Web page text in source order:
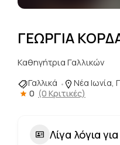
ΓΕΩΡΓΙΑ
Καθηγήτρια Γαλλικών
Γαλλικά
Νέα Ιωνία,
0 (0 Κριτικές)
Λίγα λόγια